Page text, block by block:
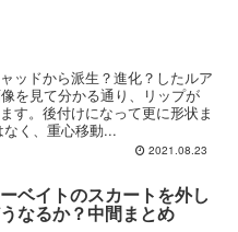
ッドから派生？進化？したルア
を見て分かる通り、リップが
す。後付けになって更に形状ま
く、重心移動...
2021.08.23
ベイトのスカートを外し
なるか？中間まとめ